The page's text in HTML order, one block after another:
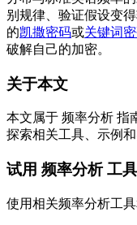
别规律、验证假设变
的凯撒密码或关键词
破解自己的加密。
关于本文
本文属于 频率分析 指
探索相关工具、示例和
试用 频率分析 工具
使用相关频率分析工